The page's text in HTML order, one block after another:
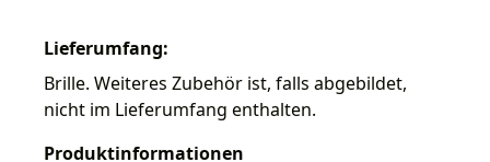
Lieferumfang:
Brille. Weiteres Zubehör ist, falls abgebildet,
nicht im Lieferumfang enthalten.
Produktinformationen